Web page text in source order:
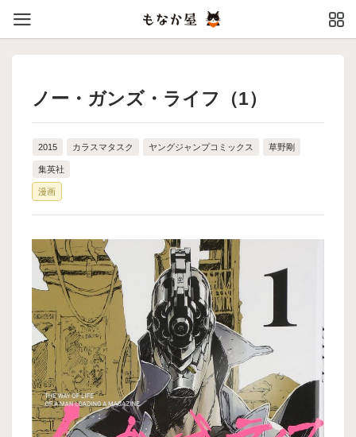
ノー・ガンズ・ライフ（1）
2015 カラスマタスク ヤングジャンプコミックス 草野剛
集英社
漫画